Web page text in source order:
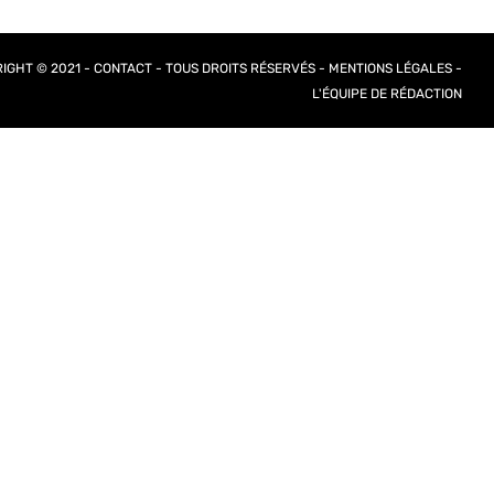
© 2021 - CONTACT - TOUS DROITS RÉSERVÉS - MENTIONS LÉGALES -
L'ÉQUIPE DE RÉDACTION